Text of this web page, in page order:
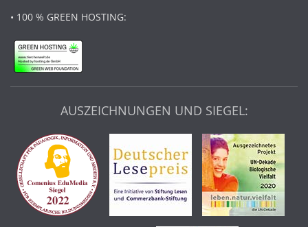
• 100 % GREEN HOSTING:
AUSZEICHNUNGEN UND SIEGEL: